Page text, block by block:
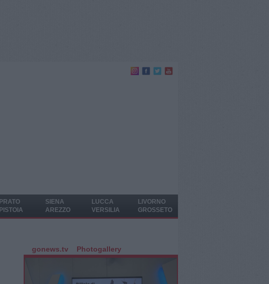
PRATO
PISTOIA
SIENA
AREZZO
LUCCA
VERSILIA
LIVORNO
GROSSETO
gonews.tv Photogallery